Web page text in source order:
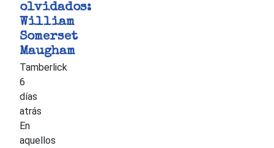
olvidados:
William
Somerset
Maugham
Tamberlick
6
días
atrás
En
aquellos